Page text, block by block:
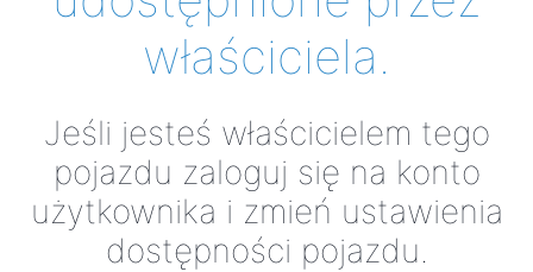
właściciela.
Jeśli jesteś właścicielem tego
pojazdu zaloguj się na konto
użytkownika i zmień ustawienia
dostępności pojazdu.